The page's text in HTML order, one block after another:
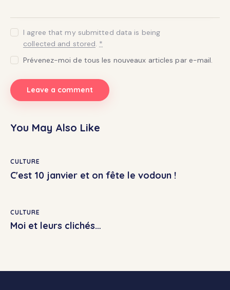
I agree that my submitted data is being
collected and stored. *
Prévenez-moi de tous les nouveaux articles par e-mail.
You May Also Like
CULTURE
C'est 10 janvier et on fête le vodoun !
CULTURE
Moi et leurs clichés…